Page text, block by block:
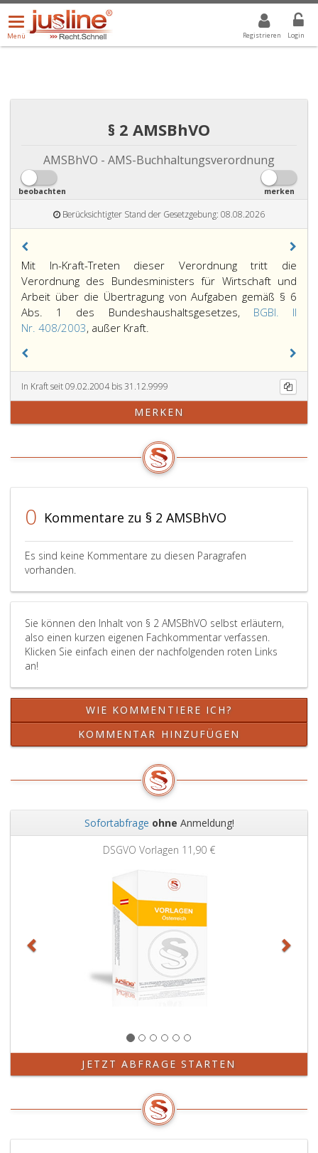
Registrieren Login
Menü
öffnen/schließen
Menü
ALLE DROPDOWN: GEWÄHLTER WERT IST ALLE
§ 2 AMSBhVO
AMSBhVO - AMS-Buchhaltungsverordnung
beobachten merken
Berücksichtigter Stand der Gesetzgebung: 08.08.2026
Paragraph
2,
Mit In-Kraft-Treten dieser Verordnung tritt die
Verordnung des Bundesministers für Wirtschaft und
Arbeit über die Übertragung von Aufgaben gemäß § 6
Abs. 1 des Bundeshaushaltsgesetzes, BGBl. II
Nr. 408/2003, außer Kraft.
Treten
dieser
Verordnung
tritt
Verordnung
des
Bundesministers
Wirtschaft
Arbeit
über
Übertragung
Aufgaben
gemäß
Paragraph
Absatz
eins,
des
Bundeshaushaltsgesetzes,
Bundesgesetzblatt
Teil
2,
Nr. 408
aus
2003,,
außer
Kraft.
In Kraft seit 09.02.2004 bis 31.12.9999
MERKEN
0 Kommentare zu § 2 AMSBhVO
Es sind keine Kommentare zu diesen Paragrafen
vorhanden.
Sie können den Inhalt von § 2 AMSBhVO selbst erläutern,
also einen kurzen eigenen Fachkommentar verfassen.
Klicken Sie einfach einen der nachfolgenden roten Links
an!
WIE KOMMENTIERE ICH?
KOMMENTAR HINZUFÜGEN
Sofortabfrage ohne Anmeldung!
DSGVO Vorlagen 11,90 €
JETZT ABFRAGE STARTEN